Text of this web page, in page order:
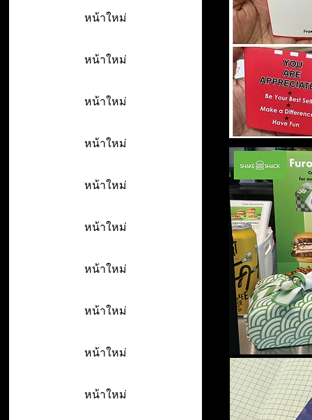
หน้าใหม่
หน้าใหม่
หน้าใหม่
หน้าใหม่
หน้าใหม่
หน้าใหม่
หน้าใหม่
หน้าใหม่
หน้าใหม่
หน้าใหม่